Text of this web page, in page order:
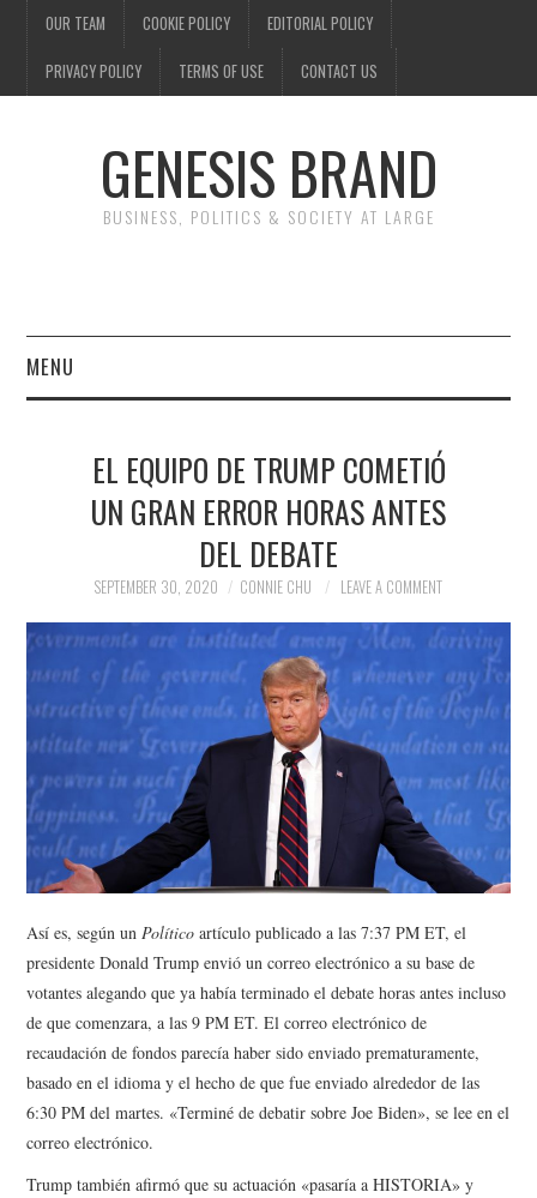
OUR TEAM COOKIE POLICY EDITORIAL POLICY
PRIVACY POLICY TERMS OF USE CONTACT US
GENESIS BRAND
BUSINESS, POLITICS & SOCIETY AT LARGE
MENU
FINANCE
SOCIETY
SPORTS
TECHNOLOGY
EL EQUIPO DE TRUMP COMETIÓ
UN GRAN ERROR HORAS ANTES
DEL DEBATE
SEPTEMBER 30, 2020 CONNIE CHU LEAVE A COMMENT
Así es, según unPolíticoartículo publicado a las 7:37 PM ET, el
presidente Donald Trump envió un correo electrónico a su base de
votantes alegando que ya había terminado el debate horas antes incluso
de que comenzara, a las 9 PM ET. El correo electrónico de
recaudación de fondos parecía haber sido enviado prematuramente,
basado en el idioma y el hecho de que fue enviado alrededor de las
6:30 PM del martes. «Terminé de debatir sobre Joe Biden», se lee en el
correo electrónico.
Trump también afirmó que su actuación «pasaría a HISTORIA» y